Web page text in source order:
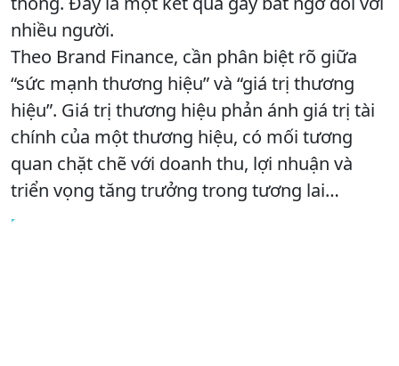
nhiều người.
Theo Brand Finance, cần phân biệt rõ giữa
“sức mạnh thương hiệu” và “giá trị thương
hiệu”. Giá trị thương hiệu phản ánh giá trị tài
chính của một thương hiệu, có mối tương
quan chặt chẽ với doanh thu, lợi nhuận và
triển vọng tăng trưởng trong tương lai…